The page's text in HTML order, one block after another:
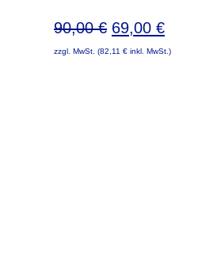
90,00€ Ursprünglicher
Preis
69,00 €Aktueller
Preis
zzgl. MwSt. (82,11 € inkl. MwSt.)